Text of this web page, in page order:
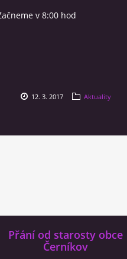
v 8:00 hod
12. 3. 2017 Aktuality
Přání od starosty obce
Černíkov